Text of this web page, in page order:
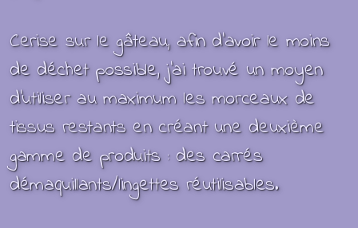
Cerise sur le gâteau, afin d'avoir le moins
de déchet possible, j'ai trouvé un moyen
d'utiliser au maximum les morceaux de
tissus restants en créant une deuxième
gamme de produits : des carrés
démaquillants/lingettes réutilisables.